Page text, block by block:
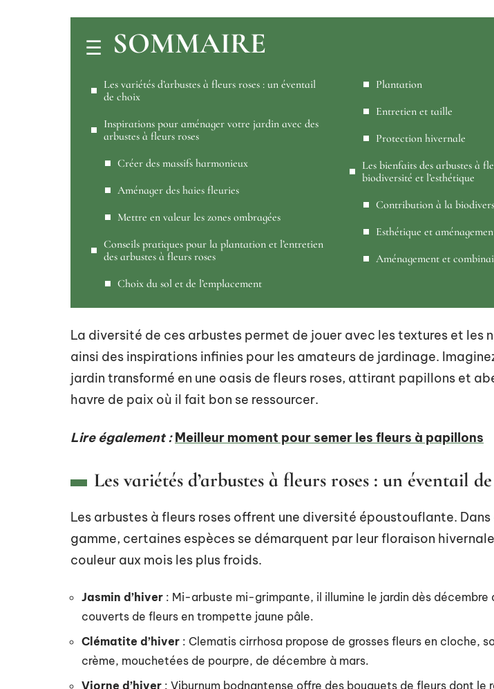
SOMMAIRE
Les variétés d’arbustes à fleurs roses : un éventail
de choix
Inspirations pour aménager votre jardin avec des
arbustes à fleurs roses
Créer des massifs harmonieux
Aménager des haies fleuries
Mettre en valeur les zones ombragées
Conseils pratiques pour la plantation et l’entretien
des arbustes à fleurs roses
Choix du sol et de l’emplacement
Plantation
Entretien et taille
Protection hivernale
Les bienfaits des arbustes à
biodiversité et l’esthétique
Contribution à la
Esthétique et
Aménagement et
La diversité de ces arbustes permet de jouer avec les textures et les
ainsi des inspirations infinies pour les amateurs de jardinage.
jardin transformé en une oasis de fleurs roses, attirant papillons et
havre de paix où il fait bon se ressourcer.
Lire également : Meilleur moment pour semer les fleurs à papillons
Les variétés d’arbustes à fleurs roses : un éventail
Les arbustes à fleurs roses offrent une diversité époustouflante.
gamme, certaines espèces se démarquent par leur floraison
couleur aux mois les plus froids.
Jasmin d’hiver : Mi-arbuste mi-grimpante, il illumine le jardin dès décembre
couverts de fleurs en trompette jaune pâle.
Clématite d’hiver : Clematis cirrhosa propose de grosses fleurs en cloche,
crème, mouchetées de pourpre, de décembre à mars.
Viorne d’hiver : Viburnum bodnantense offre des bouquets de fleurs dont le